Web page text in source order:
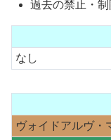
過去の禁止・
なし
ヴォイドアルヴ・